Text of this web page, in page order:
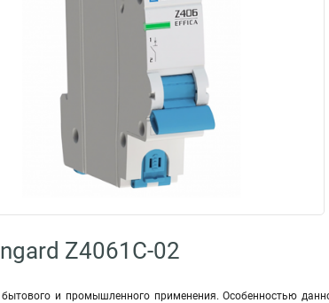
Z4061C-02
и промышленного применения. Особенностью